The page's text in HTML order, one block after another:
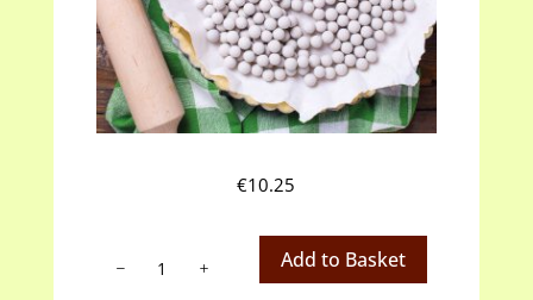
€10.25
Add to Basket